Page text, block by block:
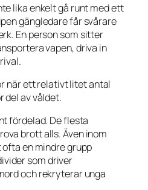
lika enkelt gå runt med ett
gängledare får svårare
En person som sitter
vapen, driva in
när ett relativt litet antal
del av våldet.
fördelad. De flesta
brott alls. Även inom
en mindre grupp
som driver
och rekryterar unga